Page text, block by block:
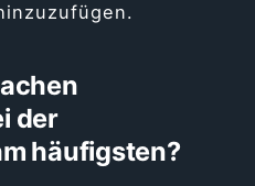
der
häufigsten?